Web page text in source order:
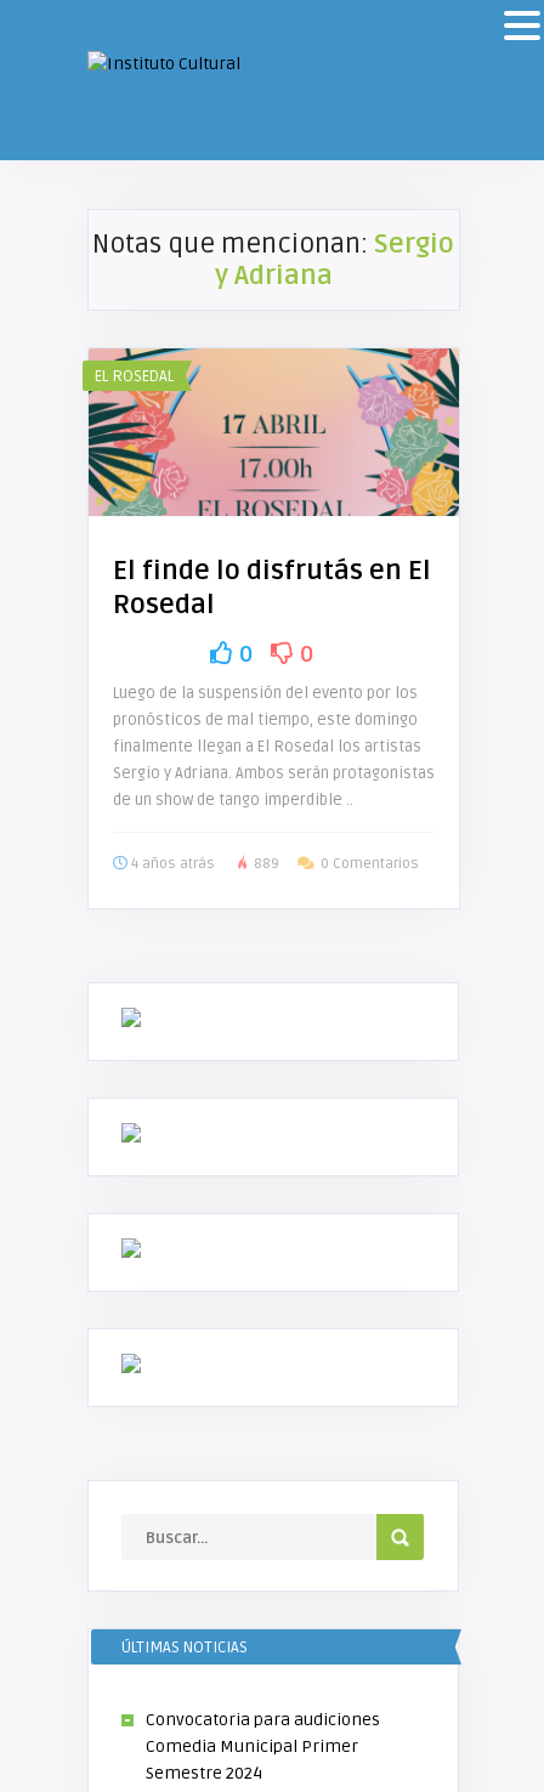
Notas que mencionan: Sergio
y Adriana
EL ROSEDAL
El finde lo disfrutás en El
Rosedal
0 0
Luego de la suspensión del evento por los
pronósticos de mal tiempo, este domingo
finalmente llegan a El Rosedal los artistas
Sergio y Adriana. Ambos serán protagonistas
de un show de tango imperdible ..
4 años atrás 889 0 Comentarios
ÚLTIMAS NOTICIAS
Convocatoria para audiciones
Comedia Municipal Primer
Semestre 2024